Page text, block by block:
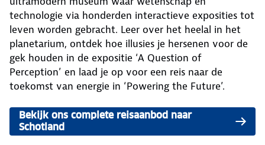
technologie via honderden interactieve exposities tot
leven worden gebracht. Leer over het heelal in het
planetarium, ontdek hoe illusies je hersenen voor de
gek houden in de expositie ‘A Question of
Perception’ en laad je op voor een reis naar de
toekomst van energie in ‘Powering the Future’.
Bekijk ons complete reisaanbod naar
Schotland